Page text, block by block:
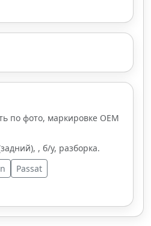
по фото, маркировке OEM
, б/у, разборка.
Passat